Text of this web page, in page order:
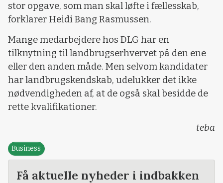
stor opgave, som man skal løfte i fællesskab,
forklarer Heidi Bang Rasmussen.
Mange medarbejdere hos DLG har en
tilknytning til landbrugserhvervet på den ene
eller den anden måde. Men selvom kandidater
har landbrugskendskab, udelukker det ikke
nødvendigheden af, at de også skal besidde de
rette kvalifikationer.
teba
Business
Få aktuelle nyheder i indbakken